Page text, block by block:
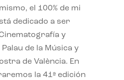
el 100% de mi
dedicado a ser
y
de la Música y
de València. En
la 41ª edición